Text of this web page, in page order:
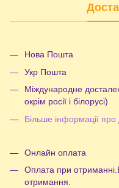
Нова Пошта
Укр Пошта
Міждународне
окрім росії і білорусі)
Більше інформації про
Онлайн оплата
Оплата при
отримання.